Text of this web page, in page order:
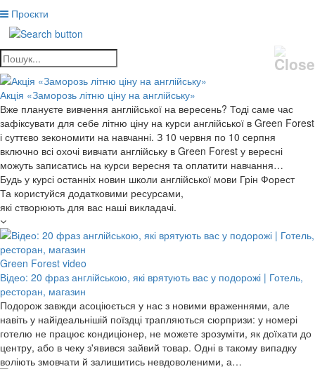
Проєкти
Акція «Заморозь літню ціну на англійську»
Вже плануєте вивчення англійської на вересень? Тоді саме час
зафіксувати для себе літню ціну на курси англійської в Green Forest
і суттєво зекономити на навчанні. З 10 червня по 10 серпня
включно всі охочі вивчати англійську в Green Forest у вересні
можуть записатись на курси вересня та оплатити навчання…
Будь у курсі останніх новин школи англійської мови Грін Форест
Та користуйся додатковими ресурсами,
які створюють для вас наші викладачі.
Green Forest video
Відео: 20 фраз англійською, які врятують вас у подорожі | Готель,
ресторан, магазин
Подорож завжди асоціюється у нас з новими враженнями, але
навіть у найідеальнішій поїздці трапляються сюрпризи: у номері
готелю не працює кондиціонер, не можете зрозуміти, як доїхати до
центру, або в чеку з'явився зайвий товар. Одні в такому випадку
воліють змовчати й залишитись невдоволеними, а…